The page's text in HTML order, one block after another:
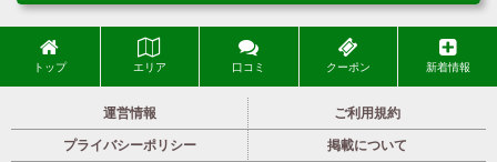
トップ エリア 口コミ クーポン 新着情報
運営情報 ご利用規約
プライバシーポリシー 掲載について